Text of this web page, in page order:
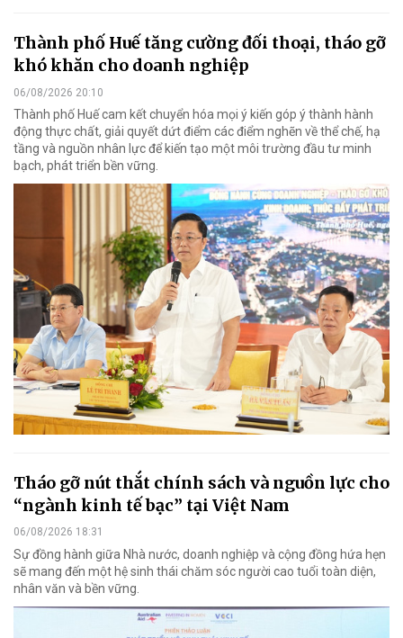
Thành phố Huế tăng cường đối thoại, tháo gỡ
khó khăn cho doanh nghiệp
06/08/2026 20:10
Thành phố Huế cam kết chuyển hóa mọi ý kiến góp ý thành hành
động thực chất, giải quyết dứt điểm các điểm nghẽn về thể chế, hạ
tầng và nguồn nhân lực để kiến tạo một môi trường đầu tư minh
bạch, phát triển bền vững.
Tháo gỡ nút thắt chính sách và nguồn lực cho
“ngành kinh tế bạc” tại Việt Nam
06/08/2026 18:31
Sự đồng hành giữa Nhà nước, doanh nghiệp và cộng đồng hứa hẹn
sẽ mang đến một hệ sinh thái chăm sóc người cao tuổi toàn diện,
nhân văn và bền vững.